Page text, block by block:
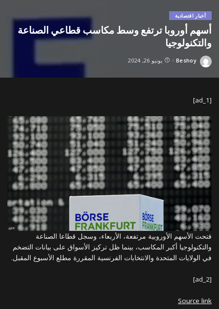
أخبار اقتصادية
أسهم أوروبا ترتفع وسط مكاسب قطاعي الصناعة
والتكنولوجيا
Posted
Beshoy يونيو 26, 2024
[ad_1]
فتحت الأسهم الأوروبية مرتفعة، الأربعاء، وسجل قطاعا الصناعة
والتكنولوجيا أكبر المكاسب، بينما ظل تركيز الأسواق على بيانات التضخم
في الولايات المتحدة والانتخابات الفرنسية المقررة مطلع الأسبوع المقبل.
[ad_2]
Source link